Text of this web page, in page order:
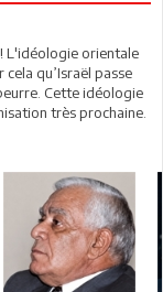
L'idéologie orientale
qu’Israël passe
Cette idéologie
très prochaine.